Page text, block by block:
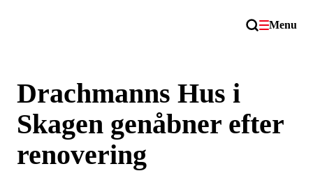
Menu
Drachmanns Hus i
Skagen genåbner efter
renovering